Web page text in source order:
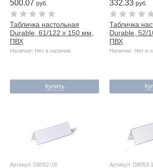
500.07 руб.
Табличка настольная
Durable, 61/122 x 150 мм,
ПВХ
Наличие: Нет в наличии
Купить
332.33руб.
Табличка
Durable, 52/
ПВХ
Наличие: Нет в
Артикул: D8052-19 Артикул: D8053-